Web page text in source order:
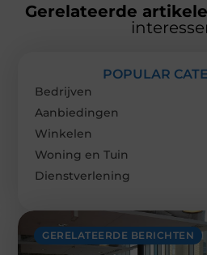
Gerelateerde
GERELATEERDE BERICHTEN
POPULAR
Bedrijven
Aanbiedingen
Winkelen
Woning en Tuin
Dienstverlening